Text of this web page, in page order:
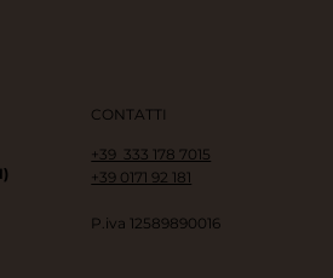
CONTATTI
+39 333 178 7015
+39 0171 92 181
P.iva 12589890016